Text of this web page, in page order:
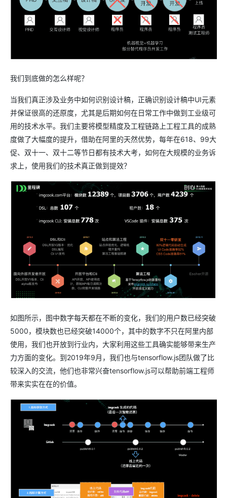
我们到底做的怎么样呢？
当我们真正涉及业务中如何识别设计稿，正确识别设计稿中UI元素
并保证很高的还原度，尤其是后期如何在日常工作中做到工业级可
用的技术水平。我们主要将模型精度及工程链路上工程工具的成熟
度做了大幅度的提升，借助在阿里的天然优势，每年在618、99大
促、双十一、双十二等节日都有技术大考，如何在大规模的业务诉
求上，使用我们的技术真正做到提效？
如图所示，图中数字每天都在不断的变化，我们的用户数已经突破
5000，模块数也已经突破14000个，其中的数字不只在阿里内部
使用，我们也开放到行业内，大家利用这些工具确实能够带来生产
力方面的变化。到2019年9月，我们也与tensorflow.js团队做了比
较深入的交流，他们也非常兴奋tensorflow.js可以帮助前端工程师
带来实实在在的价值。